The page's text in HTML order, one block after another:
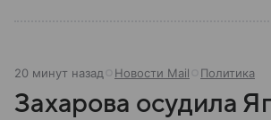
20 минут назад Новости Mail Политика
Захарова осудила